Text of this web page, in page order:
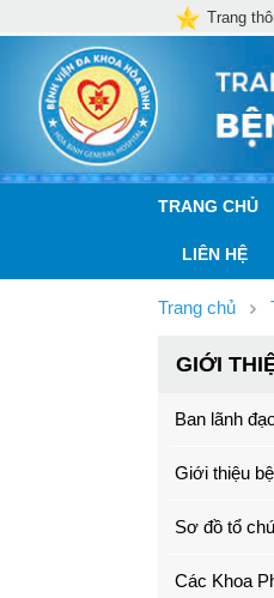
Trang
TRANG CHỦ
LIÊN HỆ
Trang chủ
GIỚI
Ban lãnh
Giới thiệu
Sơ đồ tổ
Các Khoa